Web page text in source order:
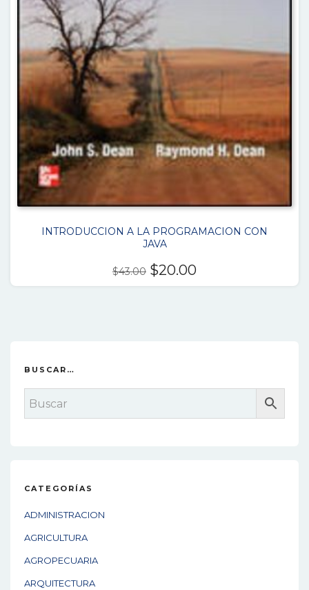
INTRODUCCION A LA PROGRAMACION CON
JAVA
$43.00 El
precio
$20.00
precio
BUSCAR…
CATEGORÍAS
ADMINISTRACION
AGRICULTURA
AGROPECUARIA
ARQUITECTURA